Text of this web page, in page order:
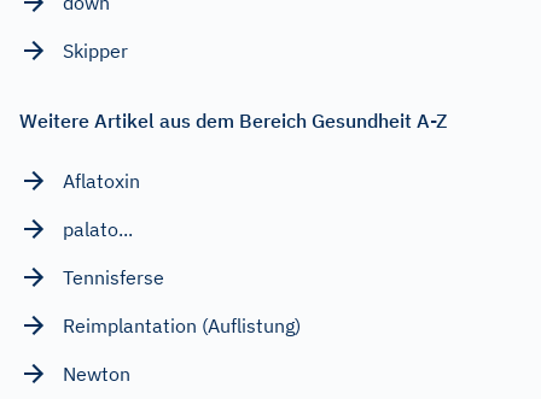
Skipper
Weitere Artikel aus dem Bereich Gesundheit A-Z
Aflatoxin
palato...
Tennisferse
Reimplantation (Auflistung)
Newton